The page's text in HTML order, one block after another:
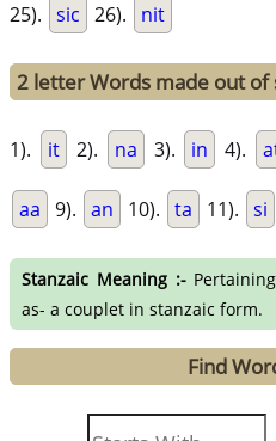
25). sic 26). nit
2 letter Words made out of
1). it 2). na 3). in 4).
aa 9). an 10). ta 11). si
Stanzaic Meaning :-
as- a couplet in stanzaic form.
Find